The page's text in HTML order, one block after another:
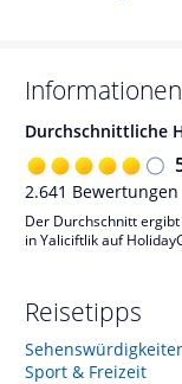
Durchschnittliche
2.641 Bewertungen
Der Durchschnitt
in Yaliciftlik auf
Reisetipps
Sport & Freizeit